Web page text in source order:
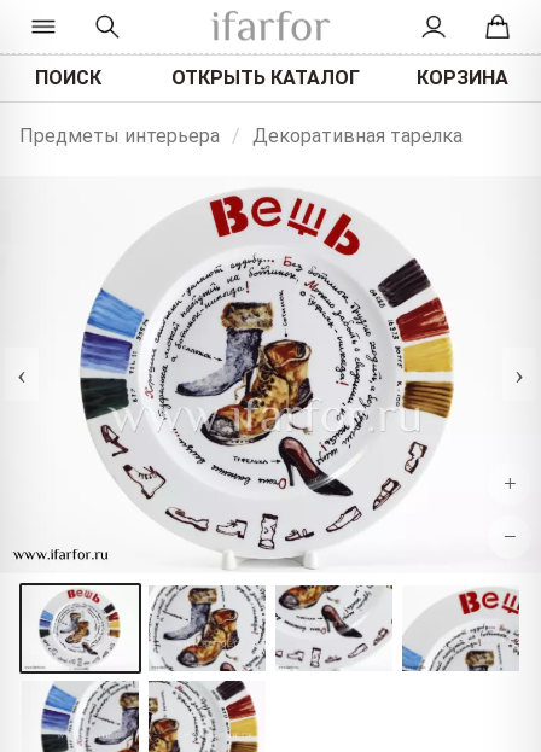
ПОИСК ОТКРЫТЬ КАТАЛОГ КОРЗИНА
Предметы интерьера / Декоративная тарелка
‹ ›
+
−